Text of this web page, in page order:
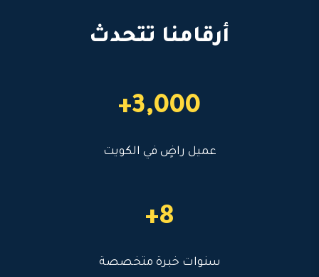
أرقامنا تتحدث
3,000+
عميل راضٍ في الكويت
8+
سنوات خبرة متخصصة